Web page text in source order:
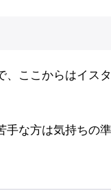
ここからはイス
な方は気持ちの